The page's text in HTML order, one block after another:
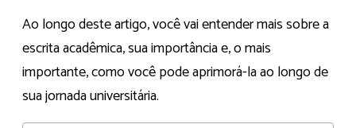
Ao longo deste artigo, você vai entender mais sobre a
escrita acadêmica, sua importância e, o mais
importante, como você pode aprimorá-la ao longo de
sua jornada universitária.